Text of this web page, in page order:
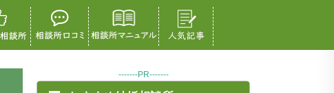
-------PR-------